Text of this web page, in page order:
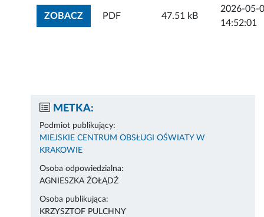
ZOBACZZOBACZ ZAŁĄCZNIK
PDF 47.51 kB
2026-05-
14:52:01
METKA:
Podmiot publikujący:
MIEJSKIE CENTRUM OBSŁUGI OŚWIATY W
KRAKOWIE
Osoba odpowiedzialna:
AGNIESZKA ŻOŁĄDŹ
Osoba publikująca:
KRZYSZTOF PULCHNY